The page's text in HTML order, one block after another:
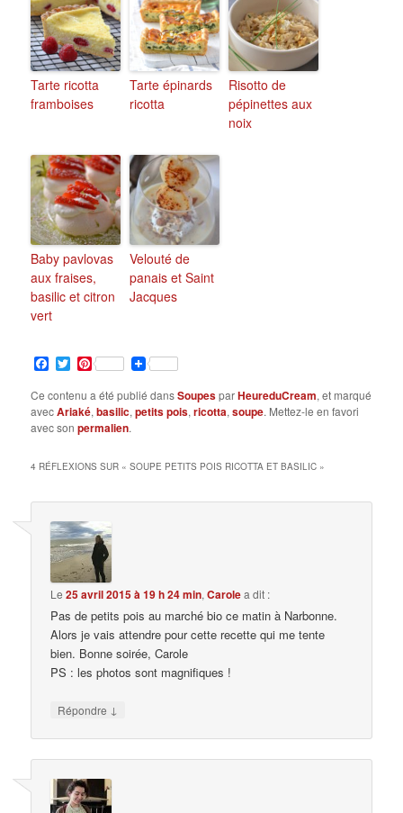
Tarte ricotta
framboises
Tarte épinards
ricotta
Risotto de
pépinettes aux
noix
Baby pavlovas
aux fraises,
basilic et citron
vert
Velouté de
panais et Saint
Jacques
Facebook
TwitterPinterest
Ce contenu a été publié dansSoupesparHeureduCream, et marqué
avecAriaké,basilic,petits pois,ricotta,soupe. Mettez-le en favori
avec sonpermalien.
4 RÉFLEXIONS SUR «SOUPE PETITS POIS RICOTTA ET BASILIC »
Le25 avril 2015 à 19 h 24 min,Carolea dit :
Pas de petits pois au marché bio ce matin à Narbonne.
Alors je vais attendre pour cette recette qui me tente
bien. Bonne soirée, Carole
PS : les photos sont magnifiques !
Répondre ↓